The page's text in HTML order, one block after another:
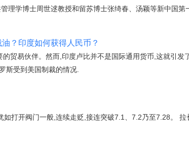
理学博士周世逑教授和留苏博士张绮春、汤颖等新中国第
？印度如何获得人民币？
贸易伙伴。然而,印度卢比并不是国际通用货币,这就引发
斯受到美国制裁的情况.
打开阀门一般,连续走贬,接连突破7.1、7.2乃至7.28。